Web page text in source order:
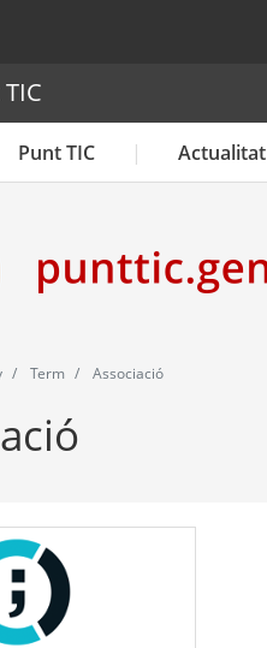
Punt TIC Actualitat
Term Associació